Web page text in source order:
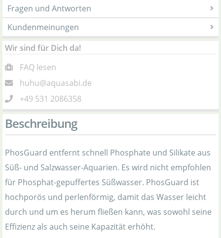
Fragen und Antworten
Kundenmeinungen
Wir sind für Dich da!
FAQ lesen
huhu@aquasabi.de
+49 531 2086358
Beschreibung
PhosGuard entfernt schnell Phosphate und Silikate aus
Süß- und Salzwasser-Aquarien. Es wird nicht empfohlen
für Phosphat-gepuffertes Süßwasser. PhosGuard ist
hochporös und perlenförmig, damit das Wasser leicht
durch und um es herum fließen kann, was sowohl seine
Effizienz als auch seine Kapazität erhöht.